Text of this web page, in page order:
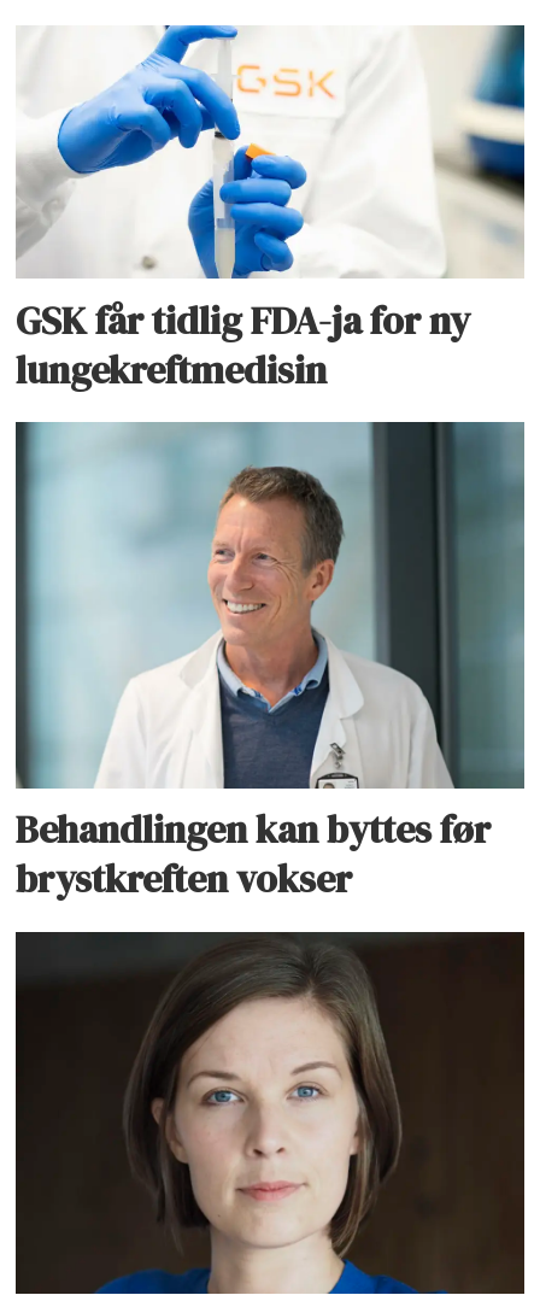
GSK får tidlig FDA-ja for ny
lungekreftmedisin
Behandlingen kan byttes før
brystkreften vokser